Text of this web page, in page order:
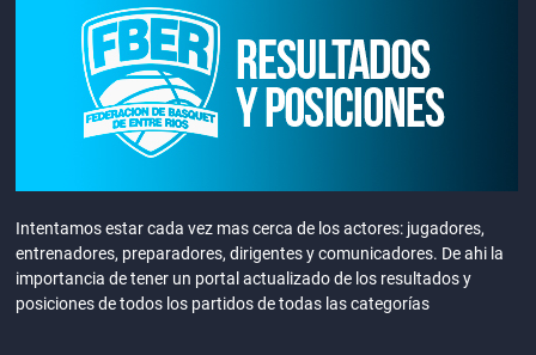
Intentamos estar cada vez mas cerca de los actores: jugadores,
entrenadores, preparadores, dirigentes y comunicadores. De ahi la
importancia de tener un portal actualizado de los resultados y
posiciones de todos los partidos de todas las categorías